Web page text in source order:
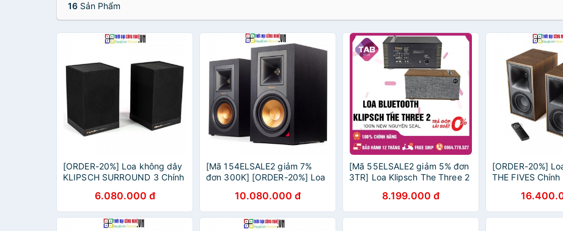
16 Sản Phẩm
[ORDER-20%] Loa không dây
KLIPSCH SURROUND 3 Chính
12 tháng6.080.000 đ
[Mã 154ELSALE2 giảm 7%
đơn 300K] [ORDER-20%] Loa
- New 100%, Bảo hành 12
tháng.
10.080.000 đ
[Mã 55ELSALE2 giảm 5% đơn
3TR] Loa Klipsch The Three 2
12 Tháng8.199.000 đ
[ORDER-20%]
THE FIVES